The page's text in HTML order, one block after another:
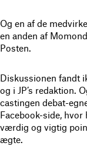
Og en af de
en anden af
Posten.
Diskussionen fandt
og i JP’s redaktion.
castingen debat-
Facebook-side,
værdig og vigtig
ægte.